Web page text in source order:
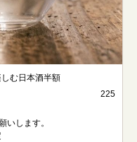
しむ日本酒半額
225
いします。